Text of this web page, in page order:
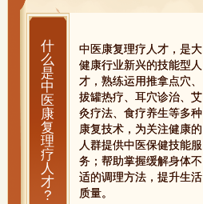
什
么
是
中
医
康
复
理
疗
人
才
?
中医康复理疗人才，是大
健康行业新兴的技能型人
才，熟练运用推拿点穴、
拔罐热疗、耳穴诊治、艾
灸疗法、食疗养生等多种
康复技术，为关注健康的
人群提供中医保健技能服
务；帮助掌握缓解身体不
适的调理方法，提升生活
质量。